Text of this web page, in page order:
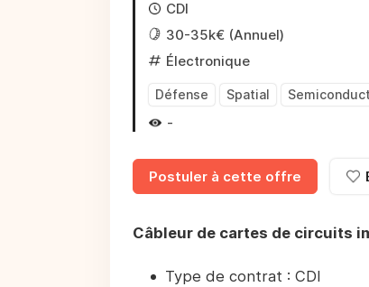
CDI
30-35k€ (Annuel)
Électronique
Défense Spatial
-
Postuler à cette offre
Câbleur de cartes de circuits
Type de contrat : CDI